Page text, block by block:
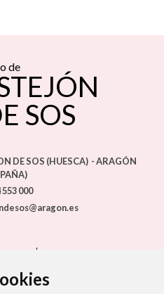
de
SOS
DE SOS (HUESCA) - ARAGÓN
553 000
DE COOKIES